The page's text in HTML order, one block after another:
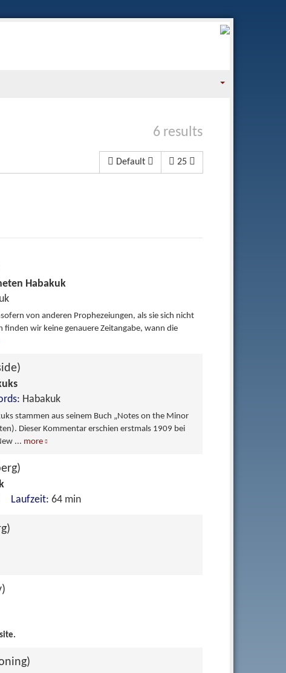
6 results
Default 25
Habakuk
von anderen Prophezeiungen, als sie sich nicht
wir keine genauere Zeitangabe, wann die
Habakuk
stammen aus seinem Buch „Notes on the Minor
Dieser Kommentar erschien erstmals 1909 bei
... more
Laufzeit: 64 min